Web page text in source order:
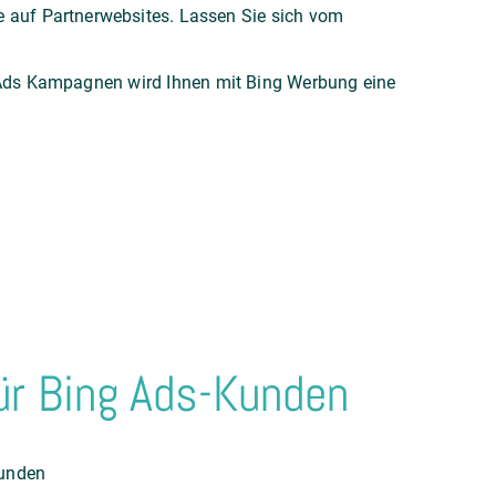
Partnerwebsites. Lassen Sie sich vom
Kampagnen wird Ihnen mit Bing Werbung eine
Bing Ads-Kunden